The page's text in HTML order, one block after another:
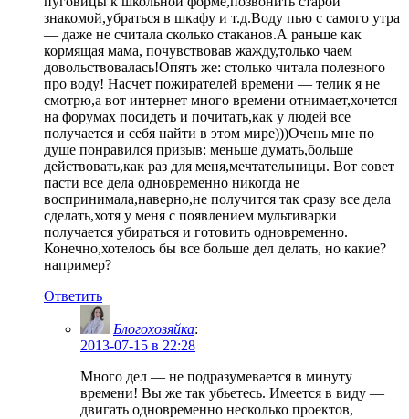
знакомой,убраться в шкафу и т.д.Воду пью с самого утра
— даже не считала сколько стаканов.А раньше как
кормящая мама, почувствовав жажду,только чаем
довольствовалась!Опять же: столько читала полезного
про воду! Насчет пожирателей времени — телик я не
смотрю,а вот интернет много времени отнимает,хочется
на форумах посидеть и почитать,как у людей все
получается и себя найти в этом мире)))Очень мне по
душе понравился призыв: меньше думать,больше
действовать,как раз для меня,мечтательницы. Вот совет
пасти все дела одновременно никогда не
воспринимала,наверно,не получится так сразу все дела
сделать,хотя у меня с появлением мультиварки
получается убираться и готовить одновременно.
Конечно,хотелось бы все больше дел делать, но какие?
например?
Ответить
Блогохозяйка:
2013-07-15 в 22:28
Много дел — не подразумевается в минуту
времени! Вы же так убьетесь. Имеется в виду —
двигать одновременно несколько проектов,